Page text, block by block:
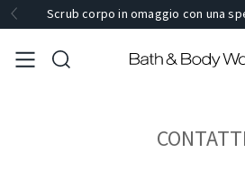
Scrub corpo in omaggio con una
CONTATTI